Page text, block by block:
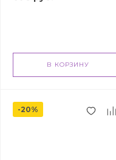
В КОРЗИНУ
-20%